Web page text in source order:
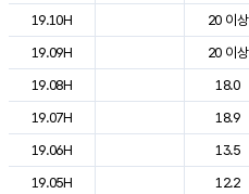
19.10H
20 이상
19.09H
20 이상
19.08H
18.0
19.07H
18.9
19.06H
13.5
19.05H
12.2